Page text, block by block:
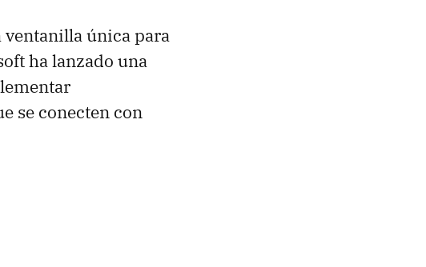
ventanilla única para
ha lanzado una
se conecten con